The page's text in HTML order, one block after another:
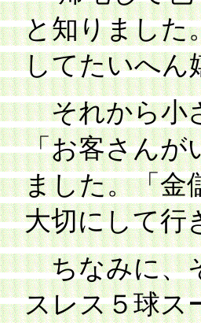
と知りました
してたいへん
それから小
「お客さんが
ました。「金
大切にして行
ちなみに、
スレス５球ス